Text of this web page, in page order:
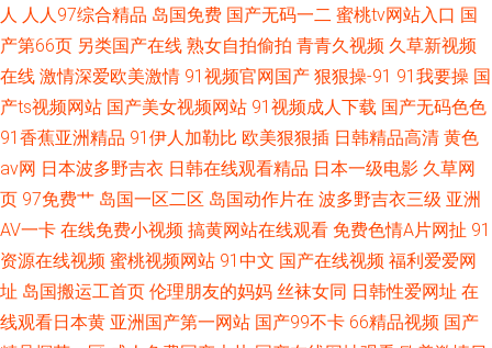
人 人人97综合精品 岛国免费 国产无码一二 蜜桃tv网站入口 国
产第66页 另类国产在线 熟女自拍偷拍 青青久视频 久草新视频
在线 激情深爱欧美激情 91视频官网国产 狠狠操-91 91我要操 国
产ts视频网站 国产美女视频网站 91视频成人下载 国产无码色色
91香蕉亚洲精品 91伊人加勒比 欧美狠狠插 日韩精品高清 黄色
av网 日本波多野吉衣 日韩在线观看精品 日本一级电影 久草网
页 97免费艹 岛国一区二区 岛国动作片在 波多野吉衣三级 亚洲
AV一卡 在线免费小视频 搞黄网站在线观看 免费色情A片网扯 91
资源在线视频 蜜桃视频网站 91中文 国产在线视频 福利爱爱网
址 岛国搬运工首页 伦理朋友的妈妈 丝袜女同 日韩性爱网址 在
线观看日本黄 亚洲国产第一网站 国产99不卡 66精品视频 国产